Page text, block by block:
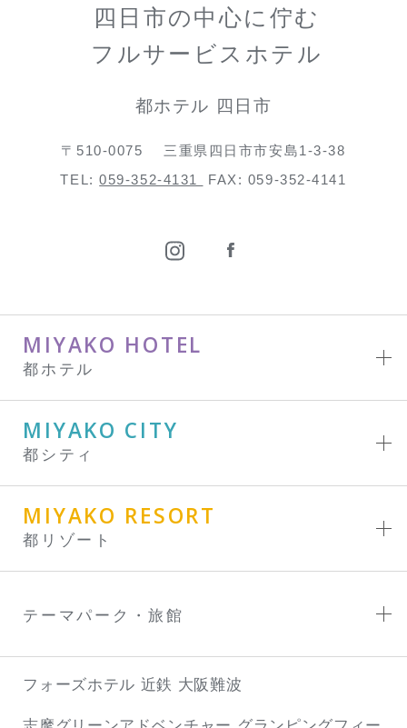
四日市の中心に佇む
フルサービスホテル
都ホテル 四日市
〒510-0075
三重県四日市市安島1-3-38
TEL:059-352-4131 FAX: 059-352-4141
MIYAKO HOTEL
都ホテル
MIYAKO CITY
都シティ
MIYAKO RESORT
都リゾート
テーマパーク・旅館
フォーズホテル 近鉄 大阪難波